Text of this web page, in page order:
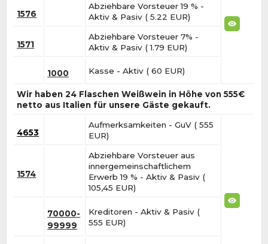
1576
Abziehbare Vorsteuer 19 % -
Aktiv & Pasiv ( 5.22 EUR)
1571
Abziehbare Vorsteuer 7% -
Aktiv & Pasiv ( 1.79 EUR)
1000 Kasse - Aktiv ( 60 EUR)
Wir haben 24 Flaschen Weißwein in Höhe von 555€
netto aus Italien für unsere Gäste gekauft.
4653
Aufmerksamkeiten - GuV ( 555
EUR)
1574
Abziehbare Vorsteuer aus
innergemeinschaftlichem
Erwerb 19 % - Aktiv & Pasiv (
105,45 EUR)
70000-
99999
Kreditoren - Aktiv & Pasiv (
555 EUR)